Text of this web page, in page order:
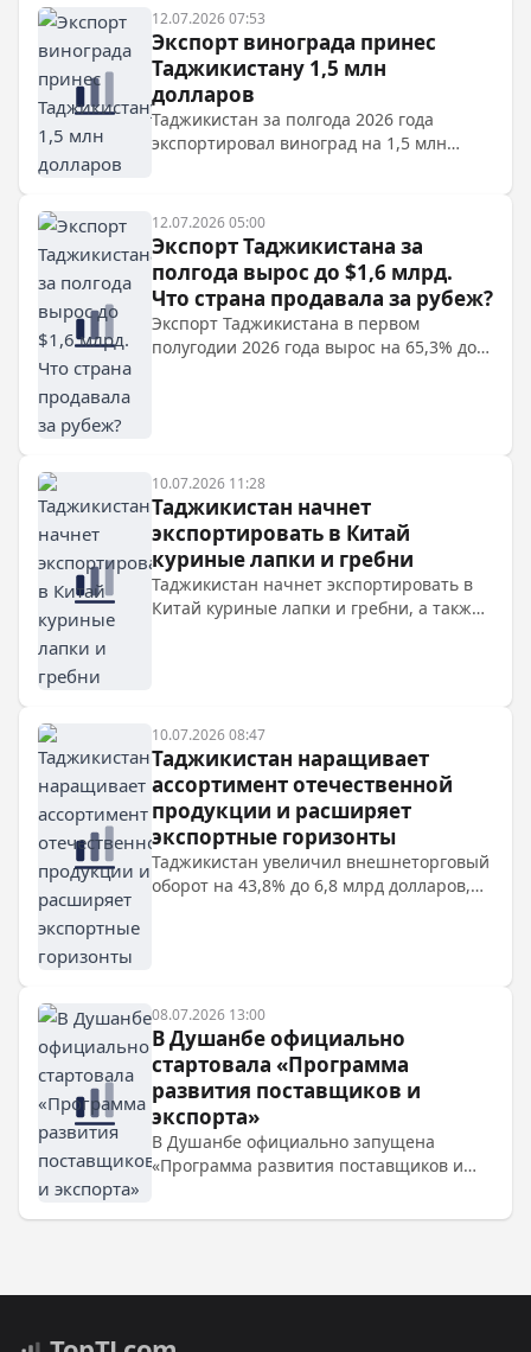
гребешки в Китай.
12.07.2026 07:53
Экспорт винограда принес
Таджикистану 1,5 млн
долларов
Таджикистан за полгода 2026 года
экспортировал виноград на 1,5 млн
сливы, черешни и абрикосов.
12.07.2026 05:00
Экспорт Таджикистана за
полгода вырос до $1,6 млрд.
Что страна продавала за рубеж?
Экспорт Таджикистана в первом
полугодии 2026 года вырос на 65,3% до
10.07.2026 11:28
Таджикистан начнет
экспортировать в Китай
куриные лапки и гребни
Таджикистан начнет экспортировать в
Китай куриные лапки и гребни, а также
сертификации производителей.
10.07.2026 08:47
Таджикистан наращивает
ассортимент отечественной
продукции и расширяет
экспортные горизонты
Таджикистан увеличил внешнеторговый
оборот на 43,8% до 6,8 млрд долларов,
промышленная продукция (97,4%).
08.07.2026 13:00
В Душанбе официально
стартовала «Программа
развития поставщиков и
экспорта»
В Душанбе официально запущена
«Программа развития поставщиков и